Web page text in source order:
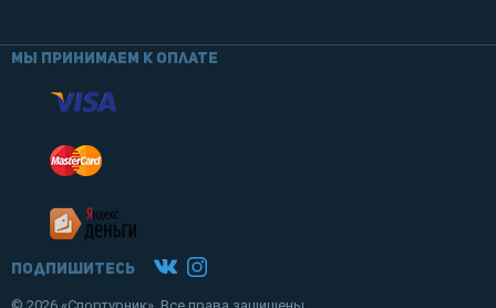
Мы принимаем к оплате
Подпишитесь